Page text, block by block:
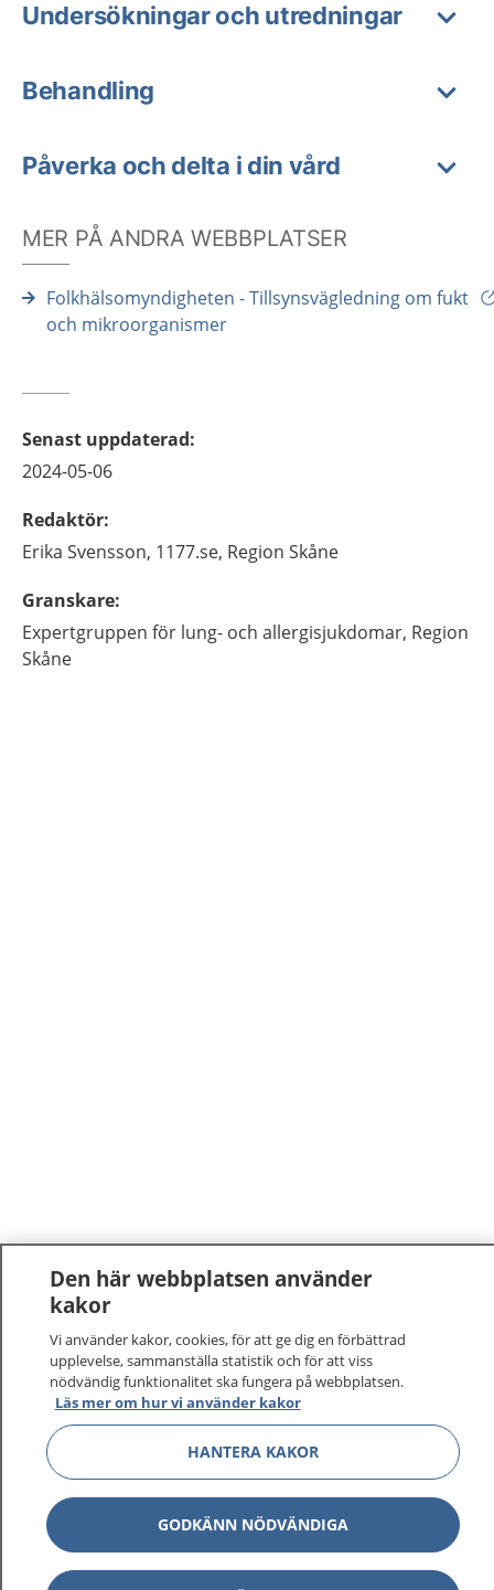
Undersökningar och utredningar
Behandling
Påverka och delta i din vård
MER PÅ ANDRA WEBBPLATSER
Folkhälsomyndigheten - Tillsynsvägledning om fukt
och mikroorganismer
Senast uppdaterad:
2024-05-06
Redaktör:
Erika Svensson, 1177.se, Region Skåne
Granskare:
Expertgruppen för lung- och allergisjukdomar, Region
Skåne
1177 –tryggt om din hälsa och vård
På 1177.se får du råd om hälsa och information om
sjukdomar och vilka mottagningar du kan kontakta.
Logga in för att läsa din journal och göra dina
vårdärenden. Ring telefonnummer 1177 för
sjukvårdsrådgivning dygnet runt.
1177 ger dig råd när du vill må bättre.
Den här webbplatsen använder
kakor
Vi använder kakor, cookies, för att ge dig en förbättrad
upplevelse, sammanställa statistik och för att viss
nödvändig funktionalitet ska fungera på webbplatsen.
Läs mer om hur vi använder kakor
HANTERA KAKOR
GODKÄNN NÖDVÄNDIGA